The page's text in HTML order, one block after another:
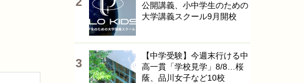
公開講義、小中学生のための
大学講義スクール9月開校
【中学受験】今週末行ける中
高一貫「学校見学」8/8…桜
蔭、品川女子など10校